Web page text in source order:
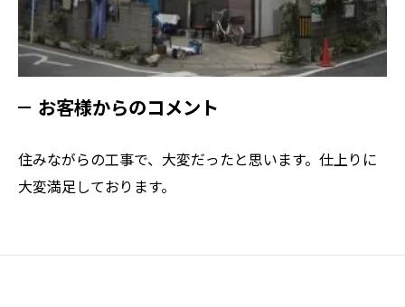
お客様からのコメント
住みながらの工事で、大変だったと思います。仕上りに
大変満足しております。